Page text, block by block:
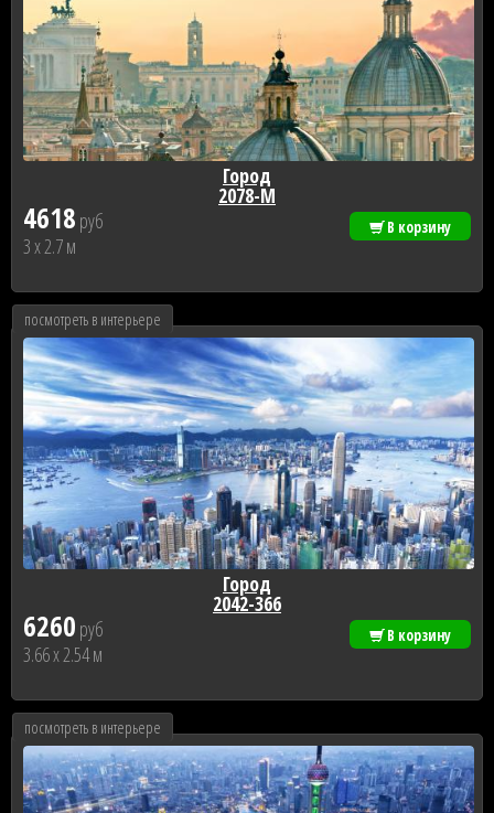
4618 руб
3 x 2.7 м
Город
2078-М
В корзину
посмотреть в интерьере
6260 руб
3.66 x 2.54 м
Город
2042-366
В корзину
посмотреть в интерьере